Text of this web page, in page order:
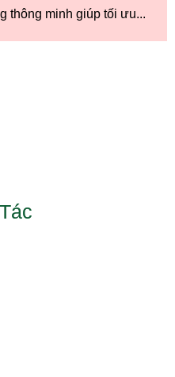
thông minh giúp tối ưu...